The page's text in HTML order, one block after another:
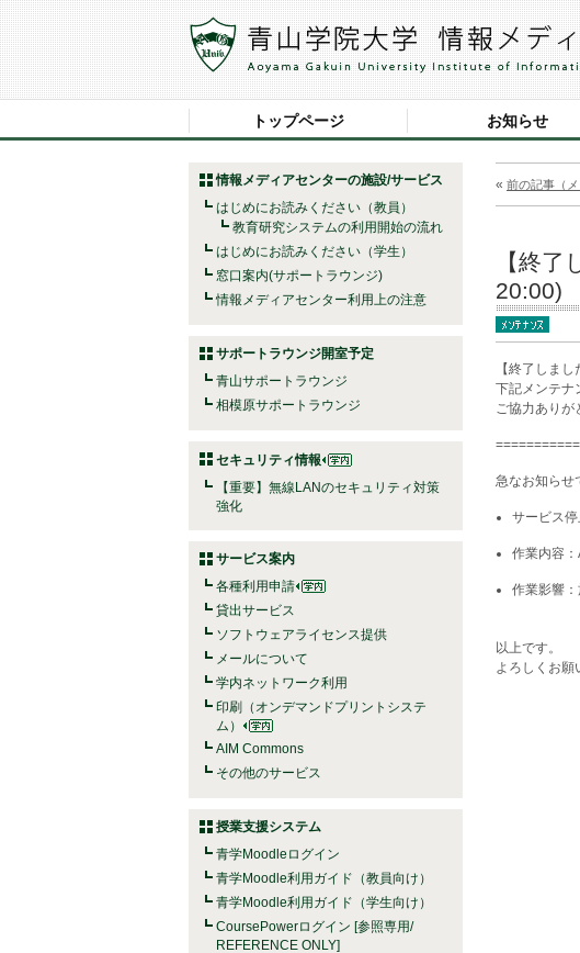
トップページ お知らせ
情報メディアセンターの施設/サービス
はじめにお読みください（教員）
教育研究システムの利用開始の流れ
はじめにお読みください（学生）
窓口案内(サポートラウンジ)
情報メディアセンター利用上の注意
サポートラウンジ開室予定
青山サポートラウンジ
相模原サポートラウンジ
セキュリティ情報
【重要】無線LANのセキュリティ対策
強化
サービス案内
各種利用申請
貸出サービス
ソフトウェアライセンス提供
メールについて
学内ネットワーク利用
印刷（オンデマンドプリントシステ
ム）
AIM Commons
その他のサービス
授業支援システム
青学Moodleログイン
青学Moodle利用ガイド（教員向け）
青学Moodle利用ガイド（学生向け）
CoursePowerログイン [参照専用/
REFERENCE ONLY]
« 前の記事（メ
【終
20:00)
【終了しま
下記メンテナ
ご協力ありが
急なお知らせ
サービス
作業内容
作業影響
以上です。
よろしくお願